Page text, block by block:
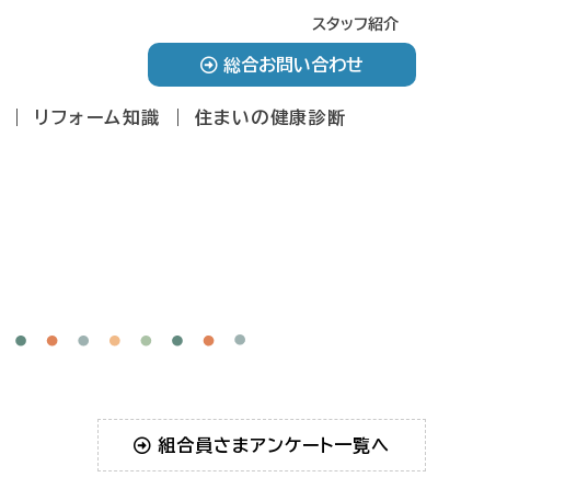
スタッフ紹介
総合お問い合わせ
リフォーム知識 住まいの健康診断
組合員さまアンケート一覧へ